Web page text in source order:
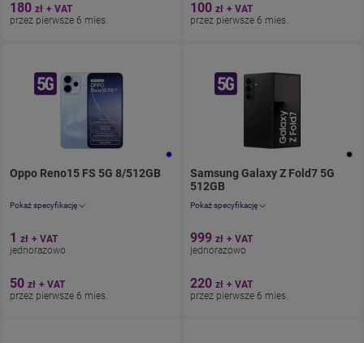
180 zł + VAT
przez pierwsze 6 mies.
100 zł + VAT
przez pierwsze 6 mies.
Oppo Reno15 FS 5G 8/512GB . Cena jednorazowo 1.23złz umową
Pokaż specyfikację
Ekran 6.57"
Pamięć 512 GB
1 zł + VAT
jednorazowo
50 zł + VAT
przez pierwsze 6 mies.
Samsung Galaxy Z Fold7 5G
512GB
Pokaż specyfikację
Ekran 8.0” (główny), 6,5” (zewnętrzny)
Pamięć 512 GB
999 zł + VAT
jednorazowo
220 zł + VAT
przez pierwsze 6 mies.